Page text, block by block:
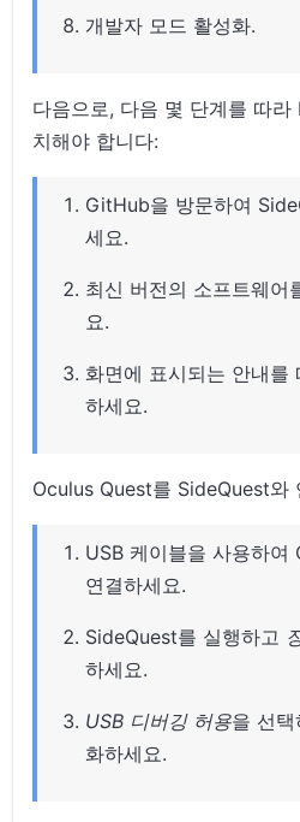
개발자 모드 활성화.
다음으로, 다음 몇 단계를 따
치해야 합니다:
GitHub을 방문하여
세요.
최신 버전의 소프트웨어
요.
화면에 표시되는 안내를
하세요.
Oculus Quest를 SideQuest와
USB 케이블을 사용하여
연결하세요.
SideQuest를 실행하고
하세요.
USB 디버깅 허용을 선택
화하세요.